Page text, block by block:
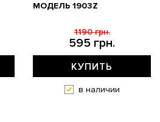
МОДЕЛЬ 1903Z
595 грн.
1190 грн.
КУПИТЬ
в наличии